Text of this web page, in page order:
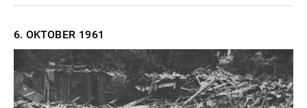
6. OKTOBER 1961